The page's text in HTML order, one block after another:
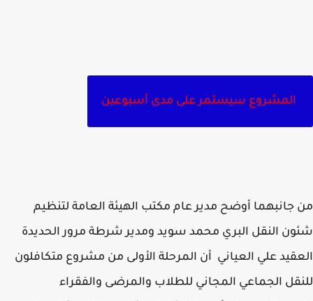
المشروع سيستمر على مدى أسبوعين
جانبهما أوضح مدير عام مكتب الهيئة العامة لتنظيم
النقل البري محمد سويد ومدير شرطة مرور الحديدة
علي العياني أن المرحلة الأولى من مشروع متكافلون
الجماعي المجاني للطلاب والمرضى والفقراء